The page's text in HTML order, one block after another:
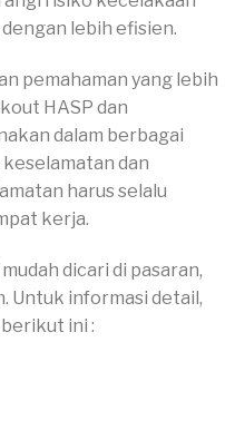
lebih efisien.
pemahaman yang lebih
HASP dan
dalam berbagai
dan
harus selalu
kerja.
dicari di pasaran,
Untuk informasi detail,
ini :